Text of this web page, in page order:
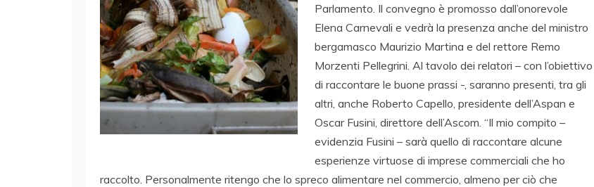
Parlamento. Il convegno è promosso dall’onorevole
Elena Carnevali e vedrà la presenza anche del ministro
bergamasco Maurizio Martina e del rettore Remo
Morzenti Pellegrini. Al tavolo dei relatori – con l’obiettivo
di raccontare le buone prassi -, saranno presenti, tra gli
altri, anche Roberto Capello, presidente dell’Aspan e
Oscar Fusini, direttore dell’Ascom. “Il mio compito –
evidenzia Fusini – sarà quello di raccontare alcune
esperienze virtuose di imprese commerciali che ho
raccolto. Personalmente ritengo che lo spreco alimentare nel commercio, almeno per ciò che